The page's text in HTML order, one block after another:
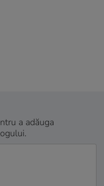
a adăuga